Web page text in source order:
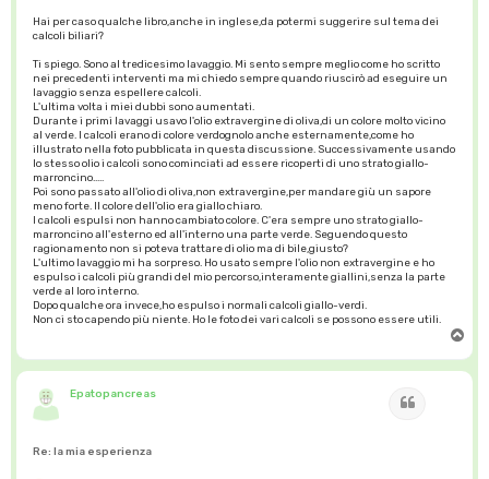
Hai per caso qualche libro,anche in inglese,da potermi suggerire sul tema dei
calcoli biliari?
Ti spiego. Sono al tredicesimo lavaggio. Mi sento sempre meglio come ho scritto
nei precedenti interventi ma mi chiedo sempre quando riuscirò ad eseguire un
lavaggio senza espellere calcoli.
L'ultima volta i miei dubbi sono aumentati.
Durante i primi lavaggi usavo l'olio extravergine di oliva,di un colore molto vicino
al verde. I calcoli erano di colore verdognolo anche esternamente,come ho
illustrato nella foto pubblicata in questa discussione. Successivamente usando
lo stesso olio i calcoli sono cominciati ad essere ricoperti di uno strato giallo-
marroncino.....
Poi sono passato all'olio di oliva,non extravergine,per mandare giù un sapore
meno forte. Il colore dell'olio era giallo chiaro.
I calcoli espulsi non hanno cambiato colore. C'era sempre uno strato giallo-
marroncino all'esterno ed all'interno una parte verde. Seguendo questo
ragionamento non si poteva trattare di olio ma di bile,giusto?
L'ultimo lavaggio mi ha sorpreso. Ho usato sempre l'olio non extravergine e ho
espulso i calcoli più grandi del mio percorso,interamente giallini,senza la parte
verde al loro interno.
Dopo qualche ora invece,ho espulso i normali calcoli giallo-verdi.
Non ci sto capendo più niente. Ho le foto dei vari calcoli se possono essere utili.
p
Epatopancreas
Re: la mia esperienza